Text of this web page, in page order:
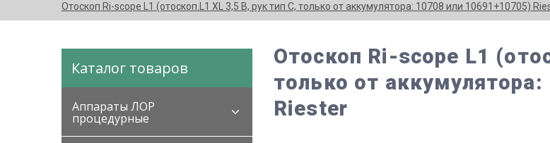
Отоскоп Ri-scope L1 (отоскоп.L1 XL 3,5 В, рук тип С, только от аккумулятора: 10708 или 10691+10705)
Каталог товаров
Аппараты ЛОР
процедурные
Отоскоп Ri-scope L1
только от
Riester